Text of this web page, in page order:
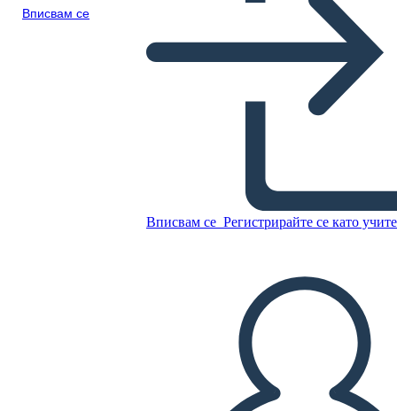
Вписвам се
Вписвам се Регистрирайте се като
Копирайте този Storyboard
ПУСКАНЕ НА СЛАЙДШОУ
ЧЕТИ МИ